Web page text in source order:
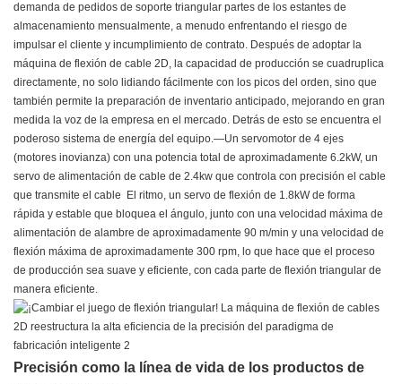
demanda de pedidos de soporte triangular partes de los estantes de
almacenamiento mensualmente, a menudo enfrentando el riesgo de
impulsar el cliente y incumplimiento de contrato. Después de adoptar la
máquina de flexión de cable 2D, la capacidad de producción se cuadruplica
directamente, no solo lidiando fácilmente con los picos del orden, sino que
también permite la preparación de inventario anticipado, mejorando en gran
medida la voz de la empresa en el mercado. Detrás de esto se encuentra el
poderoso sistema de energía del equipo.—Un servomotor de 4 ejes
(motores inovianza) con una potencia total de aproximadamente 6.2kW, un
servo de alimentación de cable de 2.4kw que controla con precisión el cable
que transmite el cable El ritmo, un servo de flexión de 1.8kW de forma
rápida y estable que bloquea el ángulo, junto con una velocidad máxima de
alimentación de alambre de aproximadamente 90 m/min y una velocidad de
flexión máxima de aproximadamente 300 rpm, lo que hace que el proceso
de producción sea suave y eficiente, con cada parte de flexión triangular de
manera eficiente.
Precisión como la línea de vida de los productos de